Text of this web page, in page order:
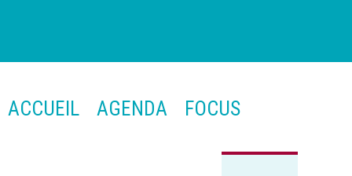
ACCUEIL AGENDA FOCUS